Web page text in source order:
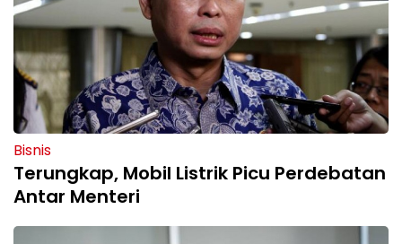
Bisnis
Terungkap, Mobil Listrik Picu Perdebatan
Antar Menteri